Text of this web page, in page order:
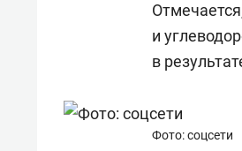
и
в
Фото: соцсети
Дизайнер-прораб
Наседкина: «Ремонт
с мебелью за 2